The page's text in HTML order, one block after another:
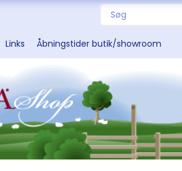
Links Åbningstider butik/showroom